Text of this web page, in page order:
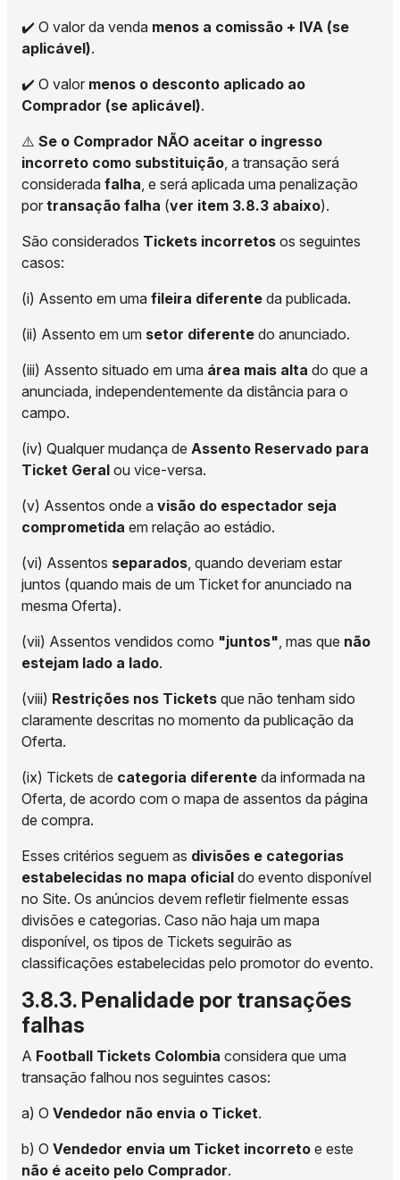
✔️ O valor da venda menos a comissão + IVA (se
aplicável).
✔️ O valor menos o desconto aplicado ao
Comprador (se aplicável).
⚠️ Se o Comprador NÃO aceitar o ingresso
incorreto como substituição, a transação será
considerada falha, e será aplicada uma penalização
por transação falha (ver item 3.8.3 abaixo).
São considerados Tickets incorretos os seguintes
casos:
(i) Assento em uma fileira diferente da publicada.
(ii) Assento em um setor diferente do anunciado.
(iii) Assento situado em uma área mais alta do que a
anunciada, independentemente da distância para o
campo.
(iv) Qualquer mudança de Assento Reservado para
Ticket Geral ou vice-versa.
(v) Assentos onde a visão do espectador seja
comprometida em relação ao estádio.
(vi) Assentos separados, quando deveriam estar
juntos (quando mais de um Ticket for anunciado na
mesma Oferta).
(vii) Assentos vendidos como "juntos", mas que não
estejam lado a lado.
(viii) Restrições nos Tickets que não tenham sido
claramente descritas no momento da publicação da
Oferta.
(ix) Tickets de categoria diferente da informada na
Oferta, de acordo com o mapa de assentos da página
de compra.
Esses critérios seguem as divisões e categorias
estabelecidas no mapa oficial do evento disponível
no Site. Os anúncios devem refletir fielmente essas
divisões e categorias. Caso não haja um mapa
disponível, os tipos de Tickets seguirão as
classificações estabelecidas pelo promotor do evento.
3.8.3. Penalidade por transações
falhas
A Football Tickets Colombia considera que uma
transação falhou nos seguintes casos:
a) O Vendedor não envia o Ticket.
b) O Vendedor envia um Ticket incorreto e este
não é aceito pelo Comprador.